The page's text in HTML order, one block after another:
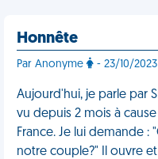
Honnête
Par Anonyme - 23/10/
Aujourd'hui, je parle par
vu depuis 2 mois à
France. Je lui demande :
notre couple?" Il ouvre